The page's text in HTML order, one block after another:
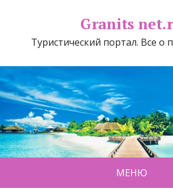
Granits
Туристический портал. Все о
МЕНЮ